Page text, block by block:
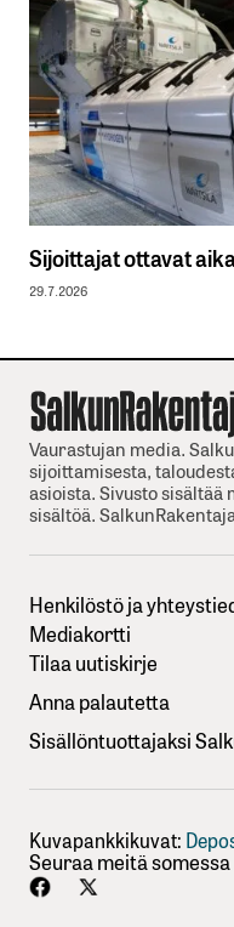
Sijoittajat ottavat
29.7.2026
Vaurastujan media.
sijoittamisesta,
asioista. Sivusto
sisältöä.
Henkilöstö ja
Mediakortti
Tilaa uutiskirje
Anna palautetta
Sisällöntuottajaksi
Kuvapankkikuvat:
Seuraa meitä somessa